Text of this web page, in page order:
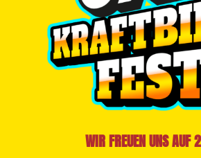
WIR FREUEN UNS